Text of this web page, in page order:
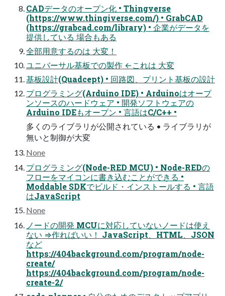
CADデータのオープン化 • Thingverse
(https://www.thingiverse.com/) • GrabCAD
(https://grabcad.com/library) • 企業がデータを
提供している 場合もある
全部用意するのは 大変！
ユニバーサル基板での製作 ←これは 大変
基板設計(Quadcept) • 回路図、プリント基板の設計
プログラミング(Arduino IDE) • Arduinoはオープ
ンソースのハードウェア • 開発ソフトウェアの
Arduino IDEもオープン • 言語はC/C++ •
多くのライブラリが公開されている • ライブラリが
無いと制御が大変
None
プログラミング(Node-RED MCU) • Node-REDの
フローをマイコンに書き込むことができる •
Moddable SDKでビルド・インストールする • 言語
はJavaScript
None
ノードの開発 MCUに対応していないノードは使え
ない ⇒作ればいい！ JavaScript、HTML、JSON
など
https://404background.com/program/node-
create/
https://404background.com/program/node-
create-2/